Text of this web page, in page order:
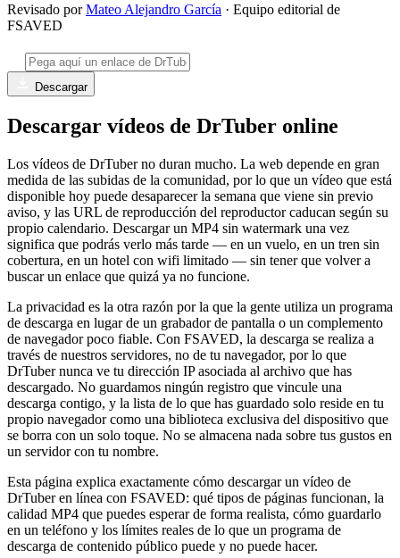
Revisado porMateo Alejandro García · Equipo editorial de
FSAVED
Descargar
Descargar vídeos de DrTuber online
Los vídeos de DrTuber no duran mucho. La web depende en gran
medida de las subidas de la comunidad, por lo que un vídeo que está
disponible hoy puede desaparecer la semana que viene sin previo
aviso, y las URL de reproducción del reproductor caducan según su
propio calendario. Descargar un MP4 sin watermark una vez
significa que podrás verlo más tarde — en un vuelo, en un tren sin
cobertura, en un hotel con wifi limitado — sin tener que volver a
buscar un enlace que quizá ya no funcione.
La privacidad es la otra razón por la que la gente utiliza un programa
de descarga en lugar de un grabador de pantalla o un complemento
de navegador poco fiable. Con FSAVED, la descarga se realiza a
través de nuestros servidores, no de tu navegador, por lo que
DrTuber nunca ve tu dirección IP asociada al archivo que has
descargado. No guardamos ningún registro que vincule una
descarga contigo, y la lista de lo que has guardado solo reside en tu
propio navegador como una biblioteca exclusiva del dispositivo que
se borra con un solo toque. No se almacena nada sobre tus gustos en
un servidor con tu nombre.
Esta página explica exactamente cómo descargar un vídeo de
DrTuber en línea con FSAVED: qué tipos de páginas funcionan, la
calidad MP4 que puedes esperar de forma realista, cómo guardarlo
en un teléfono y los límites reales de lo que un programa de
descarga de contenido público puede y no puede hacer.